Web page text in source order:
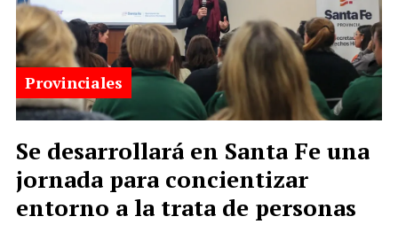
Se desarrollará en Santa Fe una
jornada para concientizar
entorno a la trata de personas
Provinciales